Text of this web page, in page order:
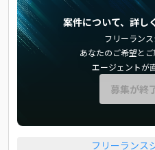
案件について、詳し
フリーランス
あなたのご希望と
エージェントが
募集が終
フリーランス